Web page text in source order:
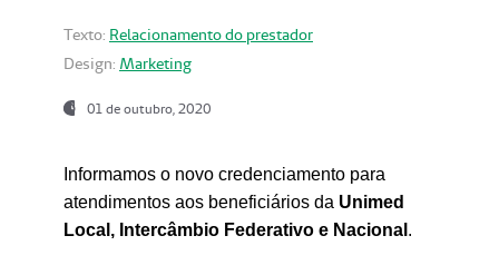
Texto: Relacionamento do prestador
Design: Marketing
01 de outubro, 2020
Informamos o novo credenciamento para
atendimentos aos beneficiários da Unimed
Local, Intercâmbio Federativo e Nacional .